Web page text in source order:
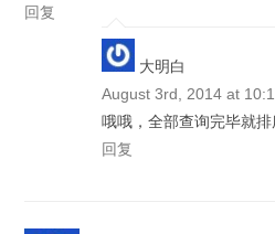
回复
大明白
August 3rd, 2014 at
哦哦，全部查询完毕就
回复